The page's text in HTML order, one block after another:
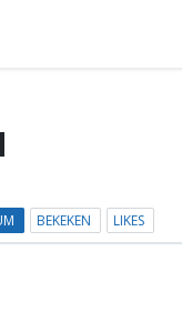
BEKEKEN LIKES